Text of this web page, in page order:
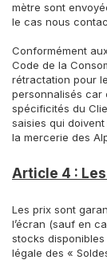
mètre sont
le cas nous
Conformément
Code de la
rétractation pour
personnalisés car
spécificités du
saisies qui
la mercerie des
Article 4 :
Les prix sont
l’écran (sauf en
stocks
légale des «